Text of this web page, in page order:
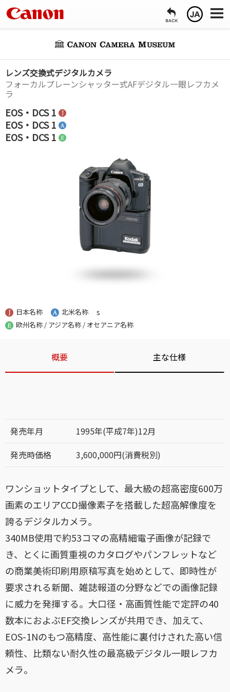
レンズ交換式デジタルカメラ
フォーカルプレーンシャッター式AFデジタル一眼レフカメ
ラ
EOS・DCS 1
EOS・DCS 1
EOS・DCS 1
s
日本名称
北米名称
欧州名称 / アジア名称 / オセアニア名称
概要 主な仕様
発売年月
1995年(平成7年)12月
発売時価格
3,600,000円(消費税別)
ワンショットタイプとして、最大級の超高密度600万
画素のエリアCCD撮像素子を搭載した超高解像度を
誇るデジタルカメラ。
340MB使用で約53コマの高精細電子画像が記録で
き、とくに画質重視のカタログやパンフレットなど
の商業美術印刷用原稿写真を始めとして、即時性が
要求される新聞、雑誌報道の分野などでの画像記録
に威力を発揮する。大口径・高画質性能で定評の40
数本におよぶEF交換レンズが共用でき、加えて、
EOS-1Nのもつ高精度、高性能に裏付けされた高い信
頼性、比類ない耐久性の最高級デジタル一眼レフカ
メラ。